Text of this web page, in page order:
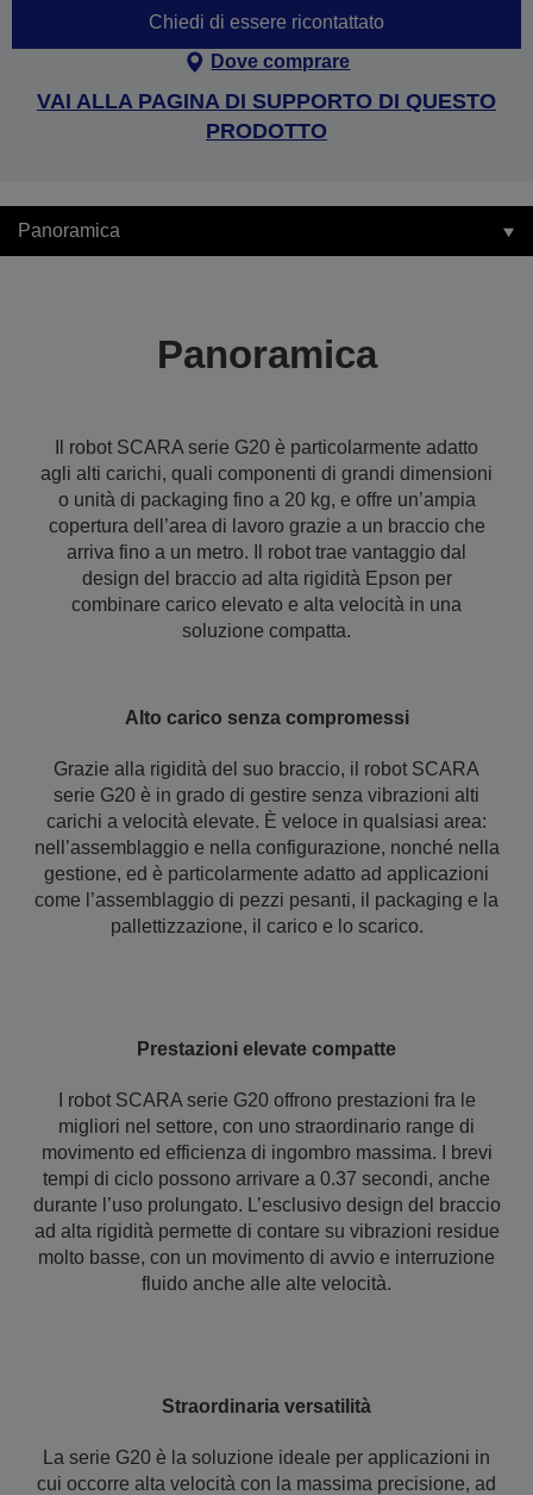
Chiedi di essere ricontattato
Dove comprare
VAI ALLA PAGINA DI SUPPORTO DI QUESTO
PRODOTTO
Panoramica
Panoramica
Il robot SCARA serie G20 è particolarmente adatto
agli alti carichi, quali componenti di grandi dimensioni
o unità di packaging fino a 20 kg, e offre un’ampia
copertura dell’area di lavoro grazie a un braccio che
arriva fino a un metro. Il robot trae vantaggio dal
design del braccio ad alta rigidità Epson per
combinare carico elevato e alta velocità in una
soluzione compatta.
Alto carico senza compromessi
Grazie alla rigidità del suo braccio, il robot SCARA
serie G20 è in grado di gestire senza vibrazioni alti
carichi a velocità elevate. È veloce in qualsiasi area:
nell’assemblaggio e nella configurazione, nonché nella
gestione, ed è particolarmente adatto ad applicazioni
come l’assemblaggio di pezzi pesanti, il packaging e la
pallettizzazione, il carico e lo scarico.
Prestazioni elevate compatte
I robot SCARA serie G20 offrono prestazioni fra le
migliori nel settore, con uno straordinario range di
movimento ed efficienza di ingombro massima. I brevi
tempi di ciclo possono arrivare a 0.37 secondi, anche
durante l’uso prolungato. L’esclusivo design del braccio
ad alta rigidità permette di contare su vibrazioni residue
molto basse, con un movimento di avvio e interruzione
fluido anche alle alte velocità.
Straordinaria versatilità
La serie G20 è la soluzione ideale per applicazioni in
cui occorre alta velocità con la massima precisione, ad